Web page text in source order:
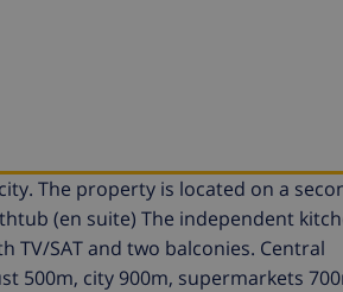
The property is located on a
(en suite) The independent
TV/SAT and two balconies. Central
500m, city 900m, supermarkets